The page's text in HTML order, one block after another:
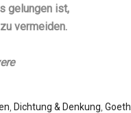
gelungen ist,
vermeiden.
Dichtung & Denkung